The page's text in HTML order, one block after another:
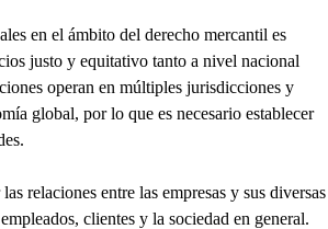
en el ámbito del derecho mercantil es
justo y equitativo tanto a nivel nacional
operan en múltiples jurisdicciones y
global, por lo que es necesario establecer
relaciones entre las empresas y sus diversas
clientes y la sociedad en general.